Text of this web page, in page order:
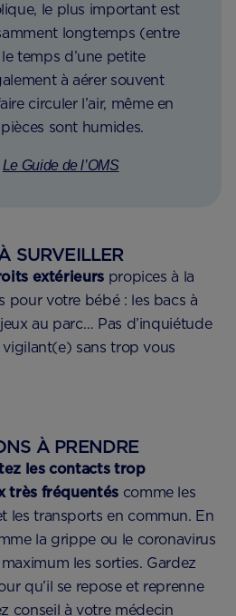
le plus important est
longtemps (entre
temps d’une petite
à aérer souvent
circuler l’air, même en
sont humides.
Le Guide de l’OMS
SURVEILLER
extérieurspropices à la
pour votre bébé : les bacs à
au parc… Pas d’inquiétude
sans trop vous
À PRENDRE
les contacts trop
très fréquentéscomme les
les transports en commun. En
la grippe ou le coronavirus
les sorties. Gardez
qu’il se repose et reprenne
conseil à votre médecin